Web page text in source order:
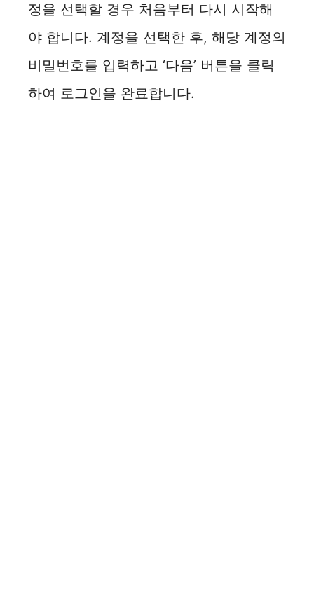
정을 선택할 경우 처음부터 다시 시작해
야 합니다. 계정을 선택한 후, 해당 계정의
비밀번호를 입력하고 ‘다음’ 버튼을 클릭
하여 로그인을 완료합니다.